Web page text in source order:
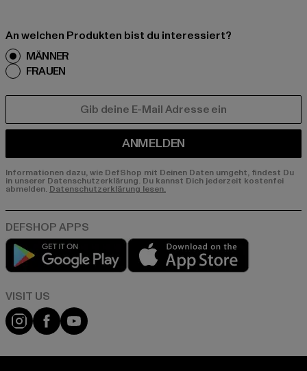
An welchen Produkten bist du interessiert?
MÄNNER
FRAUEN
ANMELDEN
Informationen dazu, wie DefShop mit Deinen Daten umgeht, findest Du
in unserer Datenschutzerklärung. Du kannst Dich jederzeit kostenfei
abmelden.Datenschutzerklärung lesen.
Play market
Visit our Instagram page:
Visit our Facebook page:
Visit our YouTube channel: